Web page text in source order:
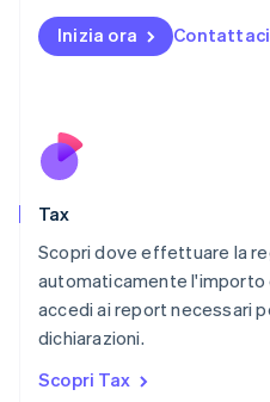
Inizia ora Contattaci
Tax
Scopri dove effettuare la
automaticamente
accedi ai report necessari
dichiarazioni.
Scopri Tax
Messico
EspañolEnglish
English
Paesi Bassi
English
Portogallo
RAS di Hong Kong, Cina
English简体中文
Regno Unito
English